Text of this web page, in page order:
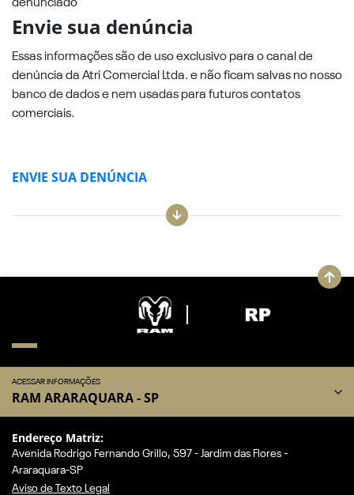
denunciado
Envie sua denúncia
Essas informações são de uso exclusivo para o canal de
denúncia da Atri Comercial Ltda. e não ficam salvas no nosso
banco de dados e nem usadas para futuros contatos
comerciais.
ENVIE SUA DENÚNCIA
ACESSAR INFORMAÇÕES
RAM ARARAQUARA - SP
Endereço Matriz:
Avenida Rodrigo Fernando Grillo, 597 - Jardim das Flores -
Araraquara-SP
Aviso de Texto Legal